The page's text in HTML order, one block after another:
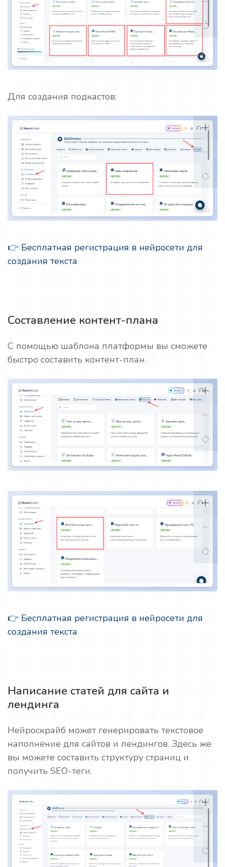
Для создания подкастов:
👉 Бесплатная регистрация в нейросети для
создания текста
Составление контент-плана
С помощью шаблона платформы вы сможете
быстро составить контент-план.
👉 Бесплатная регистрация в нейросети для
создания текста
Написание статей для сайта и
лендинга
Нейроскрайб может генерировать текстовое
наполнение для сайтов и лендингов. Здесь же
вы можете составить структуру страниц и
получить SEO-теги.